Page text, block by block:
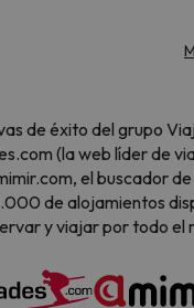
de éxito del grupo
(la web líder de
el buscador
de alojamientos
y viajar por todo el